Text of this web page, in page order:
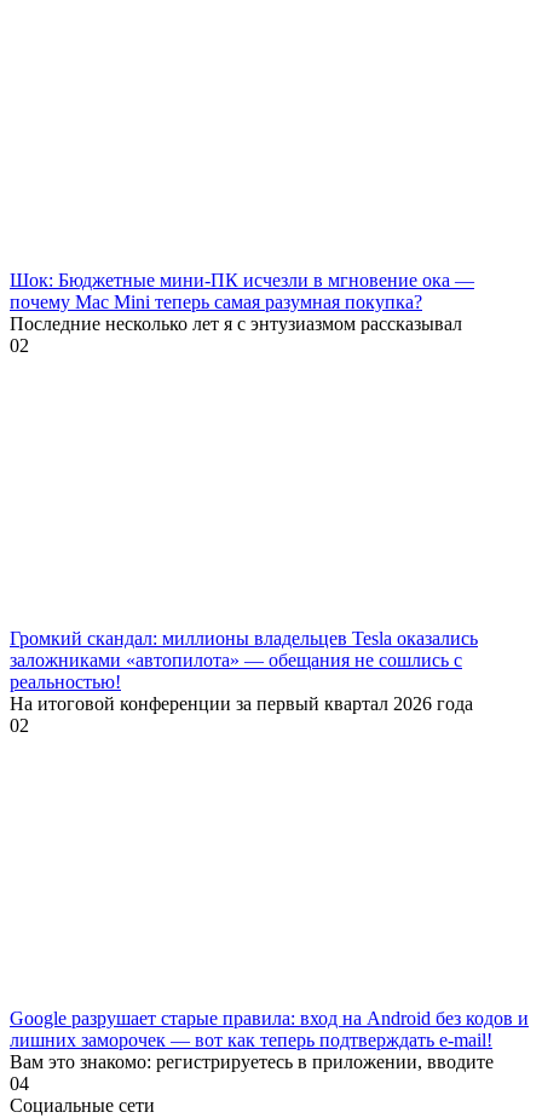
Шок: Бюджетные мини-ПК исчезли в мгновение ока —
почему Mac Mini теперь самая разумная покупка?
Последние несколько лет я с энтузиазмом рассказывал
02
Громкий скандал: миллионы владельцев Tesla оказались
заложниками «автопилота» — обещания не сошлись с
реальностью!
На итоговой конференции за первый квартал 2026 года
02
Google разрушает старые правила: вход на Android без кодов и
лишних заморочек — вот как теперь подтверждать e-mail!
Вам это знакомо: регистрируетесь в приложении, вводите
04
Социальные сети